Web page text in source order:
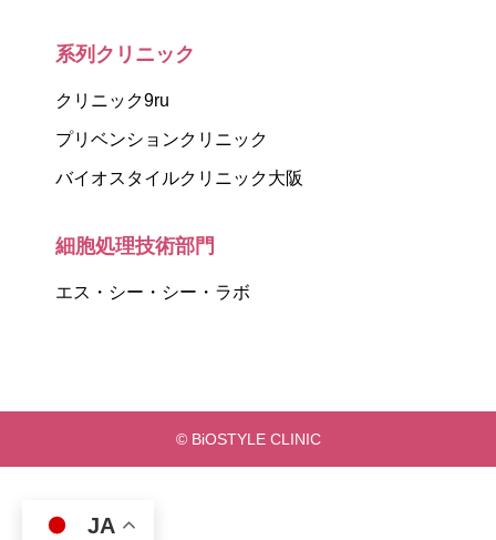
系列クリニック
クリニック9ru
プリベンションクリニック
バイオスタイルクリニック大阪
細胞処理技術部門
エス・シー・シー・ラボ
© BiOSTYLE CLINIC
JA